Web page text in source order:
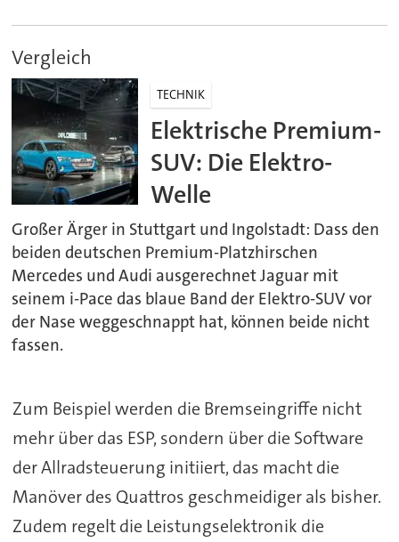
Vergleich
TECHNIK
Elektrische Premium-
SUV: Die Elektro-
Welle
Großer Ärger in Stuttgart und Ingolstadt: Dass den
beiden deutschen Premium-Platzhirschen
Mercedes und Audi ausgerechnet Jaguar mit
seinem i-Pace das blaue Band der Elektro-SUV vor
der Nase weggeschnappt hat, können beide nicht
fassen.
Zum Beispiel werden die Bremseingriffe nicht
mehr über das ESP, sondern über die Software
der Allradsteuerung initiiert, das macht die
Manöver des Quattros geschmeidiger als bisher.
Zudem regelt die Leistungselektronik die